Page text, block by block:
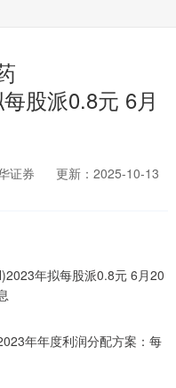
股派0.8元 6月
证券
更新：2025-10-13
年年度利润分配方案：每